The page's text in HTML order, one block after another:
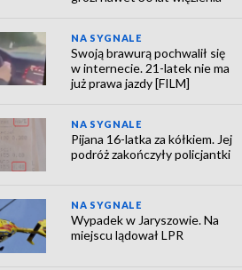
NA SYGNALE
Swoją brawurą pochwalił się
w internecie. 21-latek nie ma
już prawa jazdy [FILM]
NA SYGNALE
Pijana 16-latka za kółkiem. Jej
podróż zakończyły policjantki
NA SYGNALE
Wypadek w Jaryszowie. Na
miejscu lądował LPR